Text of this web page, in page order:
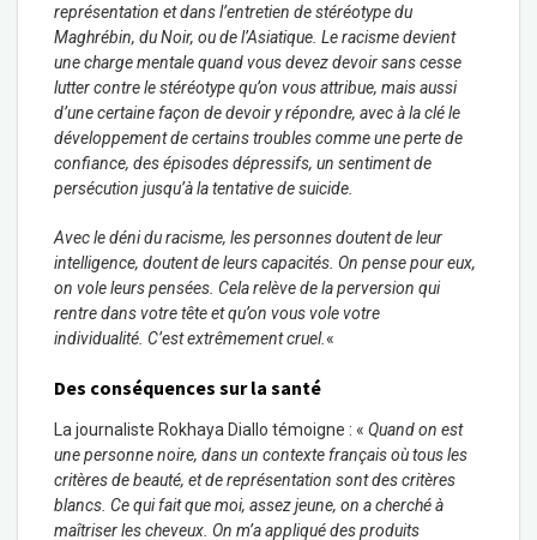
représentation et dans l’entretien de stéréotype du
Maghrébin, du Noir, ou de l’Asiatique. Le racisme devient
une charge mentale quand vous devez devoir sans cesse
lutter contre le stéréotype qu’on vous attribue, mais aussi
d’une certaine façon de devoir y répondre, avec à la clé le
développement de certains troubles comme une perte de
confiance, des épisodes dépressifs, un sentiment de
persécution jusqu’à la tentative de suicide.
Avec le déni du racisme, les personnes doutent de leur
intelligence, doutent de leurs capacités. On pense pour eux,
on vole leurs pensées. Cela relève de la perversion qui
rentre dans votre tête et qu’on vous vole votre
individualité. C’est extrêmement cruel.«
Des conséquences sur la santé
La journaliste Rokhaya Diallo témoigne : « Quand on est
une personne noire, dans un contexte français où tous les
critères de beauté, et de représentation sont des critères
blancs. Ce qui fait que moi, assez jeune, on a cherché à
maîtriser les cheveux. On m’a appliqué des produits